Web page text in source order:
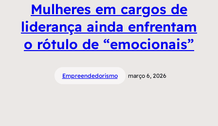
Mulheres em cargos de
liderança ainda enfrentam
o rótulo de “emocionais”
Empreendedorismo março 6, 2026